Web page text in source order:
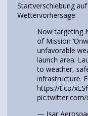
Startverschiebung
Wettervorhersage:
Now targeting
of Mission
unfavorable
launch area.
to weather,
infrastructure.
https://t.co/
pic.twitter.com/
— Isar